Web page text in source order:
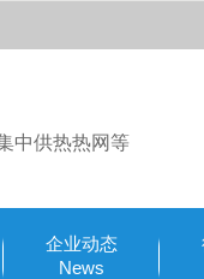
中供热热网等
企业动态
News